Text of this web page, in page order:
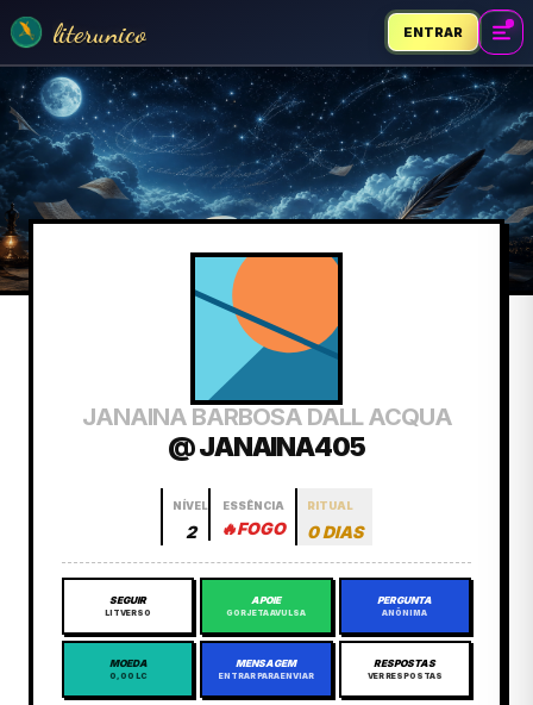
literunico ENTRAR
JANAINA BARBOSA DALL ACQUA
@ JANAINA405
NÍVEL
2
ESSÊNCIA
🔥FOGO
RITUAL
0 DIAS
SEGUIR
LITVERSO
APOIE
GORJETA AVULSA
PERGUNTA
ANÔNIMA
MOEDA
0,00 LC
MENSAGEM
ENTRAR PARA ENVIAR
RESPOSTAS
VER RESPOSTAS